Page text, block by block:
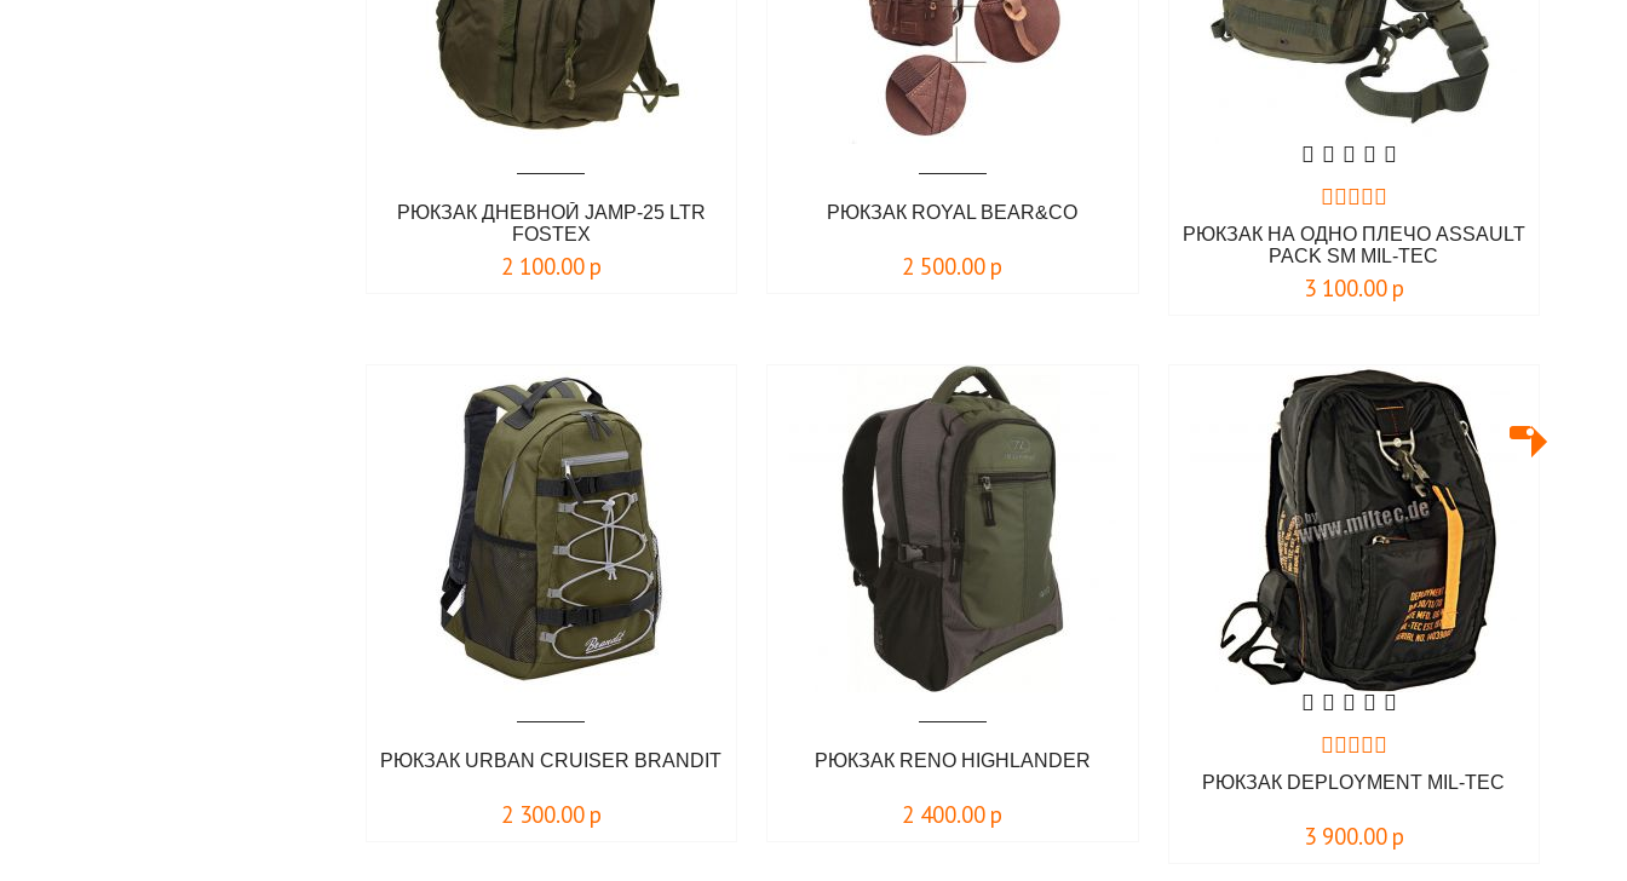
РЮКЗАК ДНЕВНОЙ JAMP-25 LTR
FOSTEX
2 100.00 р
РЮКЗАК ROYAL BEAR&CO
2 500.00 р
РЮКЗАК НА ОДНО ПЛЕЧО ASSAULT
PACK SM MIL-TEC
3 100.00 р
РЮКЗАК URBAN CRUISER BRANDIT
2 300.00 р
РЮКЗАК RENO HIGHLANDER
2 400.00 р
РЮКЗАК DEPLOYMENT MIL-TEC
3 900.00 р